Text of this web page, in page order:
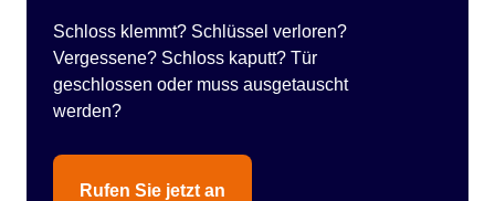
Schloss klemmt? Schlüssel verloren?
Vergessene? Schloss kaputt? Tür
geschlossen oder muss ausgetauscht
werden?
Rufen Sie jetzt an